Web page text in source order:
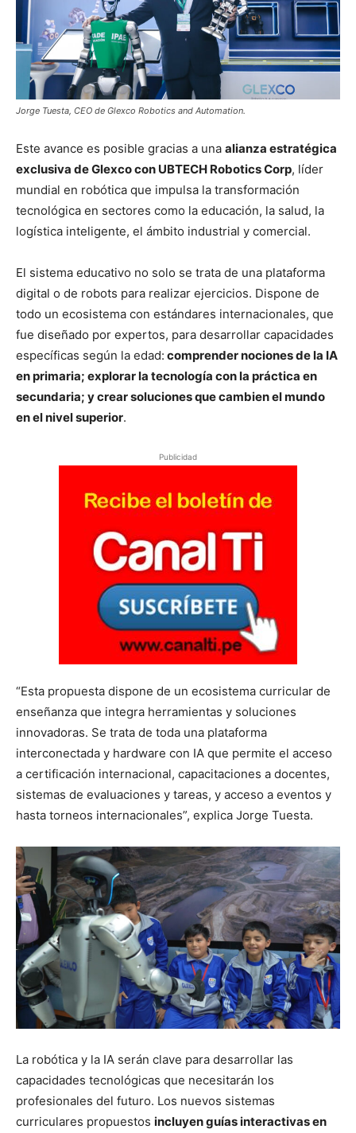
Jorge Tuesta, CEO de Glexco Robotics and Automation.
Este avance es posible gracias a una alianza estratégica
exclusiva de Glexco con UBTECH Robotics Corp, líder
mundial en robótica que impulsa la transformación
tecnológica en sectores como la educación, la salud, la
logística inteligente, el ámbito industrial y comercial.
El sistema educativo no solo se trata de una plataforma
digital o de robots para realizar ejercicios. Dispone de
todo un ecosistema con estándares internacionales, que
fue diseñado por expertos, para desarrollar capacidades
específicas según la edad: comprender nociones de la IA
en primaria; explorar la tecnología con la práctica en
secundaria; y crear soluciones que cambien el mundo
en el nivel superior.
Publicidad
“Esta propuesta dispone de un ecosistema curricular de
enseñanza que integra herramientas y soluciones
innovadoras. Se trata de toda una plataforma
interconectada y hardware con IA que permite el acceso
a certificación internacional, capacitaciones a docentes,
sistemas de evaluaciones y tareas, y acceso a eventos y
hasta torneos internacionales”, explica Jorge Tuesta.
La robótica y la IA serán clave para desarrollar las
capacidades tecnológicas que necesitarán los
profesionales del futuro. Los nuevos sistemas
curriculares propuestos incluyen guías interactivas en